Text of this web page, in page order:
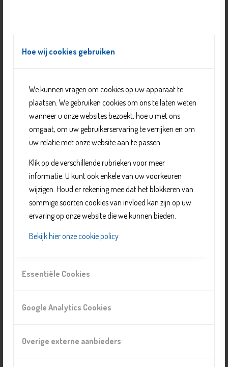
Hoe wij cookies gebruiken
We kunnen vragen om cookies op uw apparaat te
plaatsen. We gebruiken cookies om ons te laten weten
wanneer u onze websites bezoekt, hoe u met ons
omgaat, om uw gebruikerservaring te verrijken en om
uw relatie met onze website aan te passen.
Klik op de verschillende rubrieken voor meer
informatie. U kunt ook enkele van uw voorkeuren
wijzigen. Houd er rekening mee dat het blokkeren van
sommige soorten cookies van invloed kan zijn op uw
ervaring op onze website die we kunnen bieden.
Bekijk hier onze cookie policy
Essentiële Cookies
Google Analytics Cookies
Overige externe aanbieders
Cocaïne Anonymous